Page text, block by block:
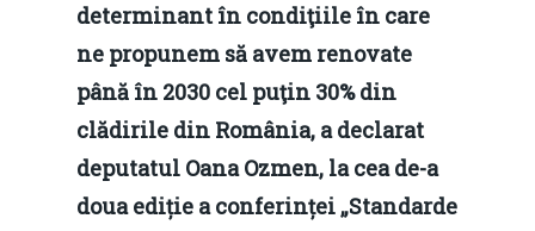
determinant în condiţiile în care
ne propunem să avem renovate
până în 2030 cel puţin 30% din
clădirile din România, a declarat
deputatul Oana Ozmen, la cea de-a
doua ediție a conferinței „Standarde